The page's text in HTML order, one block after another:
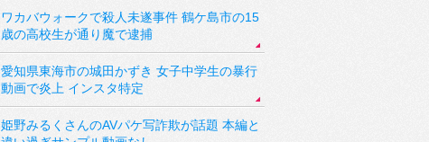
ワカバウォークで殺人未遂事件 鶴ケ島市の15
歳の高校生が通り魔で逮捕
愛知県東海市の城田かずき 女子中学生の暴行
動画で炎上 インスタ特定
姫野みるくさんのAVパケ写詐欺が話題 本編と